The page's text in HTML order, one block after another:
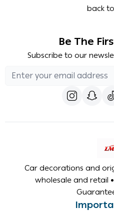
back
Be The
Subscribe to our
Car decorations and
wholesale and retail